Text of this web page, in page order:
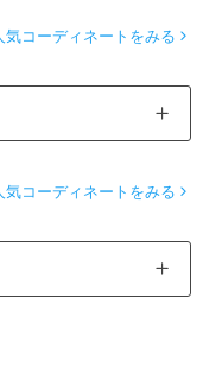
気コーディネートをみる
気コーディネートをみる